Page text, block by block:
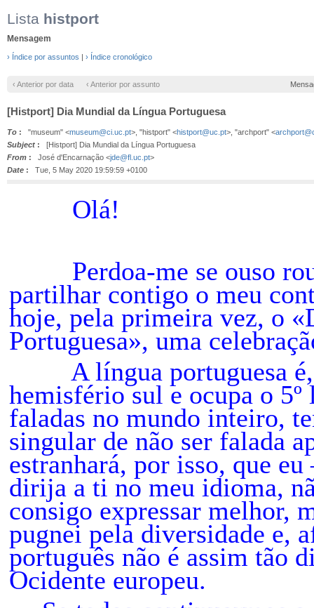
Lista histport
Mensagem
› Índice por assuntos | › Índice cronológico
‹ Anterior por data ‹ Anterior por assunto
[Histport] Dia Mundial da Língua Portuguesa
To : "museum" <museum@ci.uc.pt>, "histport" <histport@uc.pt>, "archport" <
Subject : [Histport] Dia Mundial da Língua Portuguesa
From : José d'Encarnação <jde@fl.uc.pt>
Date : Tue, 5 May 2020 19:59:59 +0100
Olá!
Perdoa-me se ouso
partilhar contigo o meu
hoje, pela primeira vez, o
Portuguesa», uma
A língua portuguesa é,
hemisfério sul e ocupa o
faladas no mundo inteiro,
singular de não ser falada
estranhará, por isso, que
dirija a ti no meu idioma,
consigo expressar melhor,
pugnei pela diversidade e,
português não é assim tão
Ocidente europeu.